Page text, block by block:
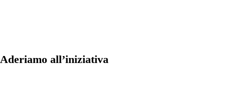
Aderiamo all’iniziativa